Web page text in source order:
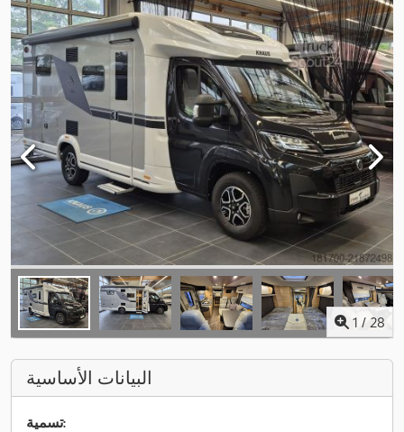
1 / 28
البيانات الأساسية
تسمية: